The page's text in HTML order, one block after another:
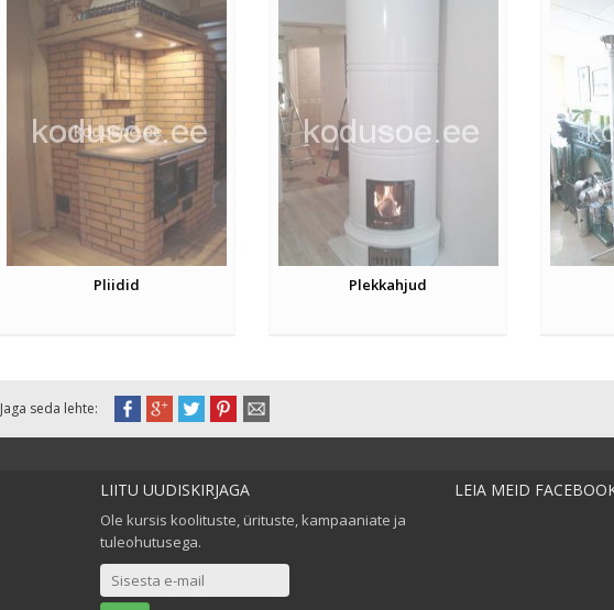
Pliidid Plekkahjud
Jaga seda lehte:
LIITU UUDISKIRJAGA
Ole kursis koolituste, ürituste, kampaaniate ja
tuleohutusega.
LEIA MEID